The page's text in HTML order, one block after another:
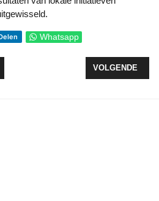
Whatsapp
PROVINCIE START FONDS
VOLGENDE
VOLGENDE